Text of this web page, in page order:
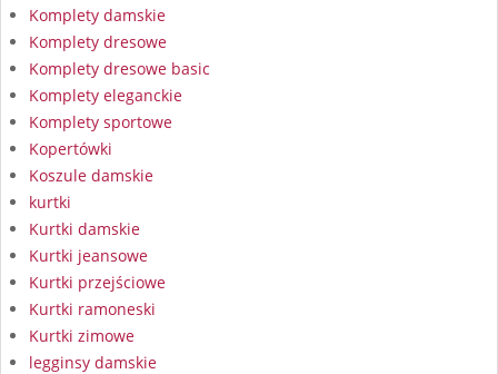
Komplety damskie
Komplety dresowe
Komplety dresowe basic
Komplety eleganckie
Komplety sportowe
Kopertówki
Koszule damskie
kurtki
Kurtki damskie
Kurtki jeansowe
Kurtki przejściowe
Kurtki ramoneski
Kurtki zimowe
legginsy damskie